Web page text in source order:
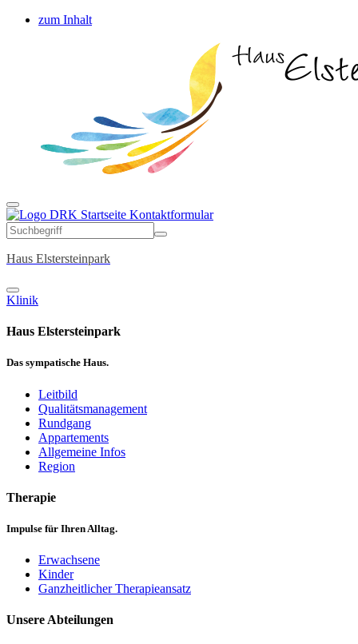
zum Inhalt
Startseite Kontaktformular
Haus Elstersteinpark
Klinik
Haus Elstersteinpark
Das sympatische Haus.
Leitbild
Qualitätsmanagement
Rundgang
Appartements
Allgemeine Infos
Region
Therapie
Impulse für Ihren Alltag.
Erwachsene
Kinder
Ganzheitlicher Therapieansatz
Unsere Abteilungen